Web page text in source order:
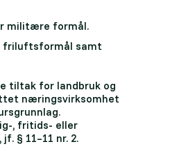
militære formål.
friluftsformål samt
tiltak for landbruk og
næringsvirksomhet
, fritids- eller
§ 11–11 nr. 2.